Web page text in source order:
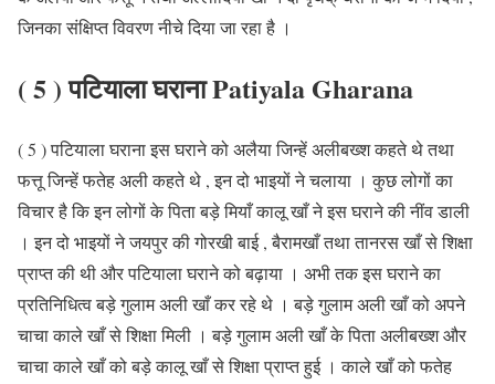
जिनका संक्षिप्त विवरण नीचे दिया जा रहा है ।
( 5 ) पटियाला घराना Patiyala Gharana
( 5 ) पटियाला घराना इस घराने को अलैया जिन्हें अलीबख्श कहते थे तथा
फत्तू जिन्हें फतेह अली कहते थे , इन दो भाइयों ने चलाया । कुछ लोगों का
विचार है कि इन लोगों के पिता बड़े मियाँ कालू खाँ ने इस घराने की नींव डाली
। इन दो भाइयों ने जयपुर की गोरखी बाई , बैरामखाँ तथा तानरस खाँ से शिक्षा
प्राप्त की थी और पटियाला घराने को बढ़ाया । अभी तक इस घराने का
प्रतिनिधित्व बड़े गुलाम अली खाँ कर रहे थे । बड़े गुलाम अली खाँ को अपने
चाचा काले खाँ से शिक्षा मिली । बड़े गुलाम अली खाँ के पिता अलीबख्श और
चाचा काले खाँ को बड़े कालू खाँ से शिक्षा प्राप्त हुई । काले खाँ को फतेह